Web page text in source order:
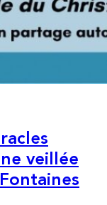
veillée